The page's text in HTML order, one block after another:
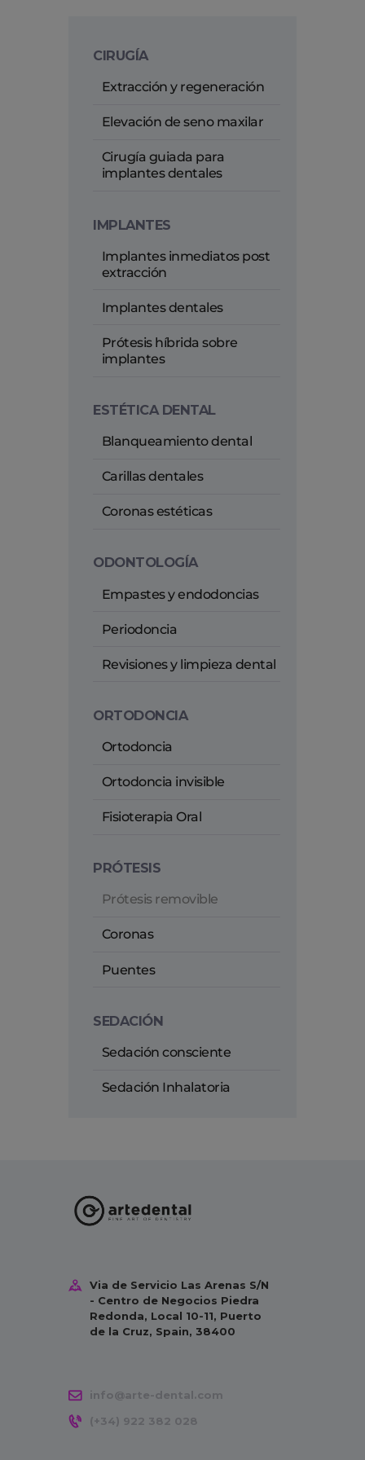
CIRUGÍA
Extracción y regeneración
Elevación de seno maxilar
Cirugía guiada para
implantes dentales
IMPLANTES
Implantes inmediatos post
extracción
Implantes dentales
Prótesis híbrida sobre
implantes
ESTÉTICA DENTAL
Blanqueamiento dental
Carillas dentales
Coronas estéticas
ODONTOLOGÍA
Empastes y endodoncias
Periodoncia
Revisiones y limpieza dental
ORTODONCIA
Ortodoncia
Ortodoncia invisible
Fisioterapia Oral
PRÓTESIS
Prótesis removible
Coronas
Puentes
SEDACIÓN
Sedación consciente
Sedación Inhalatoria
Via de Servicio Las Arenas S/N
- Centro de Negocios Piedra
Redonda, Local 10-11, Puerto
de la Cruz, Spain, 38400
info@arte-dental.com
(+34) 922 382 028